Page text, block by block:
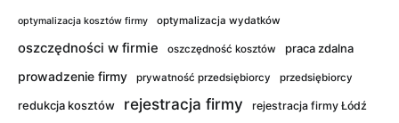
optymalizacja kosztów firmy optymalizacja wydatków
oszczędności w firmie oszczędność kosztów praca zdalna
prowadzenie firmy prywatność przedsiębiorcy przedsiębiorcy
redukcja kosztów rejestracja firmy rejestracja firmy Łódź